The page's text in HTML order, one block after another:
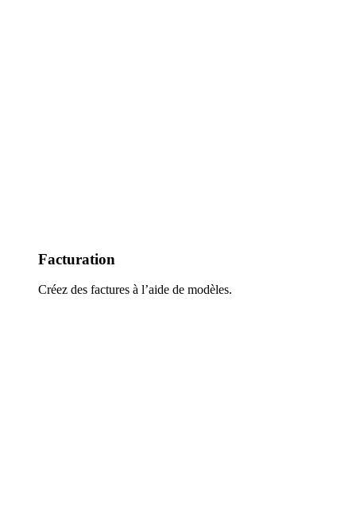
Facturation
Créez des factures à l’aide de modèles.